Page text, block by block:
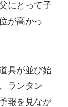
にとって子
が高かっ
具が並び始
ランタン
報を見なが